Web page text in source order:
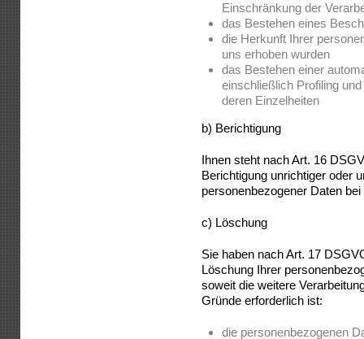
Einschränkung der
das Bestehen eines
die Herkunft Ihrer
uns erhoben wurden
das Bestehen einer
einschließlich Profiling
deren Einzelheiten
b) Berichtigung
Ihnen steht nach Art. 16
Berichtigung unrichtiger oder
personenbezogener Daten
c) Löschung
Sie haben nach Art. 17
Löschung Ihrer
soweit die weitere
Gründe erforderlich ist:
die personenbezogenen